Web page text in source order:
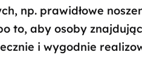
np. prawidłowe
to, aby osoby
i wygodnie